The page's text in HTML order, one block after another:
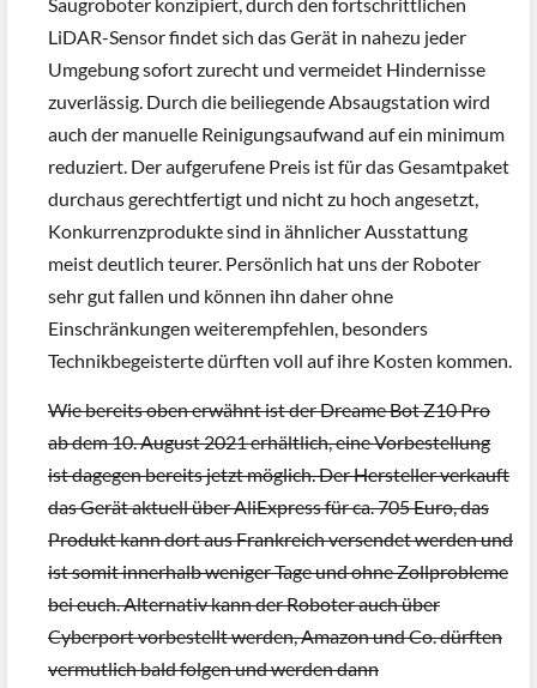
LiDAR-Sensor findet sich das Gerät in nahezu jeder
Umgebung sofort zurecht und vermeidet Hindernisse
zuverlässig. Durch die beiliegende Absaugstation wird
auch der manuelle Reinigungsaufwand auf ein minimum
reduziert. Der aufgerufene Preis ist für das Gesamtpaket
durchaus gerechtfertigt und nicht zu hoch angesetzt,
Konkurrenzprodukte sind in ähnlicher Ausstattung
meist deutlich teurer. Persönlich hat uns der Roboter
sehr gut fallen und können ihn daher ohne
Einschränkungen weiterempfehlen, besonders
Technikbegeisterte dürften voll auf ihre Kosten kommen.
Wie bereits oben erwähnt ist der Dreame Bot Z10 Pro
ab dem 10. August 2021 erhältlich, eine Vorbestellung
ist dagegen bereits jetzt möglich. Der Hersteller verkauft
das Gerät aktuell über AliExpress für ca. 705 Euro, das
Produkt kann dort aus Frankreich versendet werden und
ist somit innerhalb weniger Tage und ohne Zollprobleme
bei euch. Alternativ kann der Roboter auch über
Cyberport vorbestellt werden, Amazon und Co. dürften
vermutlich bald folgen und werden dann